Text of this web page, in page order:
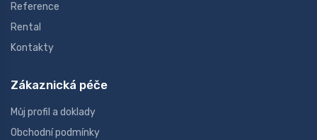
Reference
Rental
Kontakty
Zákaznická péče
Můj profil a doklady
Obchodní podmínky